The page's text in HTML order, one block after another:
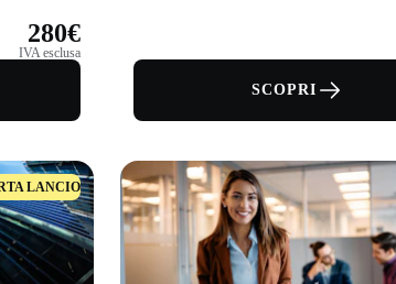
280€
IVA esclusa
SCOPRI
LANCIO